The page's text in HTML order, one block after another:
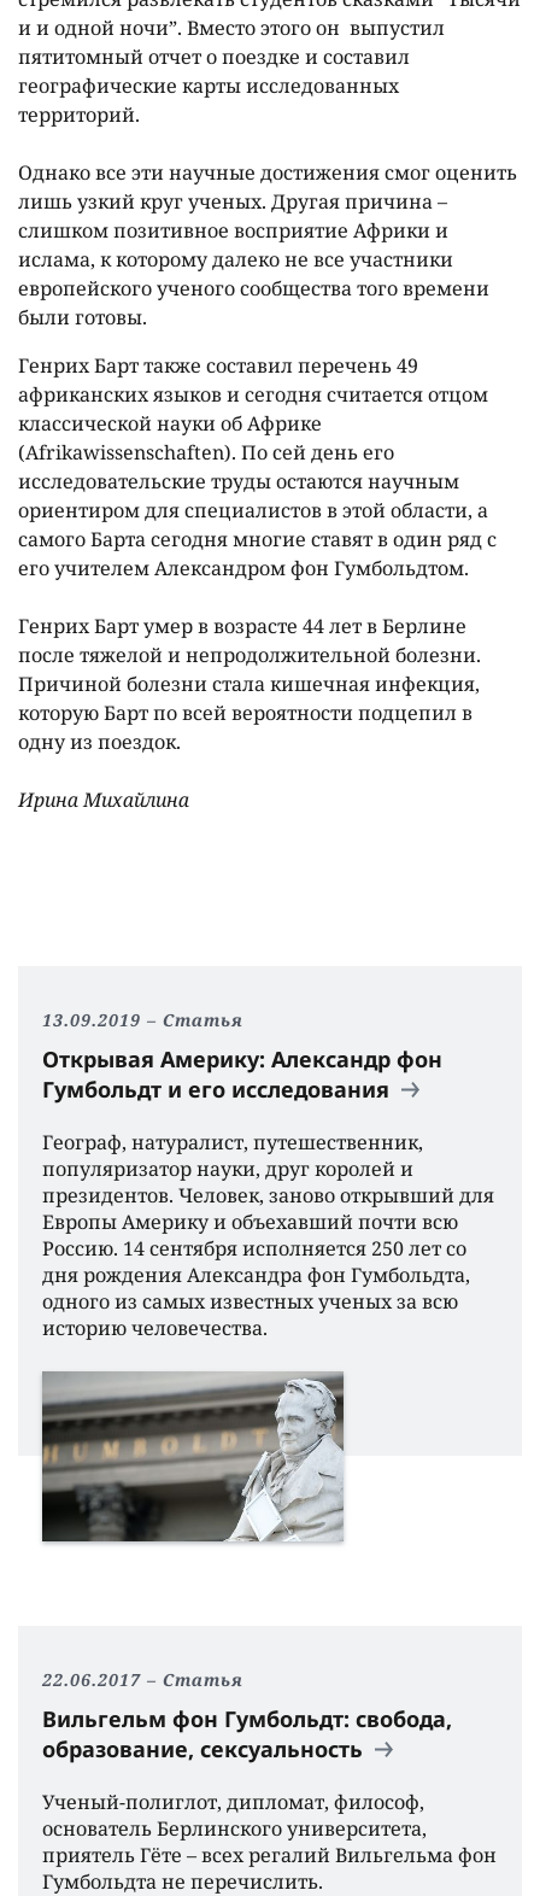
и и одной ночи”. Вместо этого он выпустил
пятитомный отчет о поездке и составил
географические карты исследованных
территорий.
Однако все эти научные достижения смог оценить
лишь узкий круг ученых. Другая причина –
слишком позитивное восприятие Африки и
ислама, к которому далеко не все участники
европейского ученого сообщества того времени
были готовы.
Генрих Барт также составил перечень 49
африканских языков и сегодня считается отцом
классической науки об Африке
(Afrikawissenschaften). По сей день его
исследовательские труды остаются научным
ориентиром для специалистов в этой области, а
самого Барта сегодня многие ставят в один ряд с
его учителем Александром фон Гумбольдтом.
Генрих Барт умер в возрасте 44 лет в Берлине
после тяжелой и непродолжительной болезни.
Причиной болезни стала кишечная инфекция,
которую Барт по всей вероятности подцепил в
одну из поездок.
Ирина Михайлина
13.09.2019 Статья
Открывая Америку: Александр фон
Гумбольдт и его исследования
Географ, натуралист, путешественник,
популяризатор науки, друг королей и
президентов. Человек, заново открывший для
Европы Америку и объехавший почти всю
Россию. 14 сентября исполняется 250 лет со
дня рождения Александра фон Гумбольдта,
одного из самых известных ученых за всю
историю человечества.
22.06.2017 Статья
Вильгельм фон Гумбольдт: свобода,
образование, сексуальность
Ученый-полиглот, дипломат, философ,
основатель Берлинского университета,
приятель Гёте – всех регалий Вильгельма фон
Гумбольдта не перечислить.